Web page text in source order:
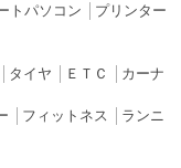
トパソコン
プリンター
タイヤ ＥＴＣ
カーナ
フィットネス
ランニ